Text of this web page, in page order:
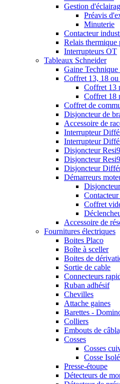
Gestion
Préavis
Minuterie
Contacteur
Relais thermique
Interrupteurs OT
Tableaux Schneider
Gaine
Coffret 13, 18 ou
Coffret 13
Coffret 18
Coffret de
Disjoncteur de
Accessoire de
Interrupteur
Interrupteur
Disjoncteur
Disjoncteur
Disjoncteur
Démarreurs
Coffret
Accessoire de
Fournitures électriques
Boites Placo
Boîte à sceller
Boites de
Sortie de cable
Connecteurs
Ruban adhésif
Chevilles
Attache gaines
Barettes -
Colliers
Embouts de
Cosses
Cosses
Cosse
Presse-étoupe
Détecteurs de